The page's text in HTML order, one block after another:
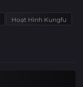
Hoạt Hình Kungfu